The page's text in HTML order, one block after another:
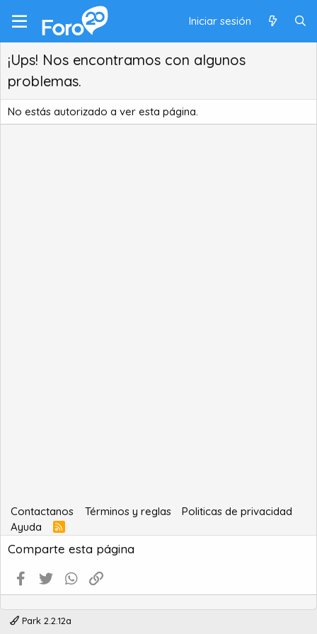
Iniciar sesión
¡Ups! Nos encontramos con algunos
problemas.
No estás autorizado a ver esta página.
Contactanos Términos y reglas
Politicas de privacidad
Ayuda
R
S
S
Comparte esta página
Facebook
Twitter WhatsApp
Park 2.2.12a